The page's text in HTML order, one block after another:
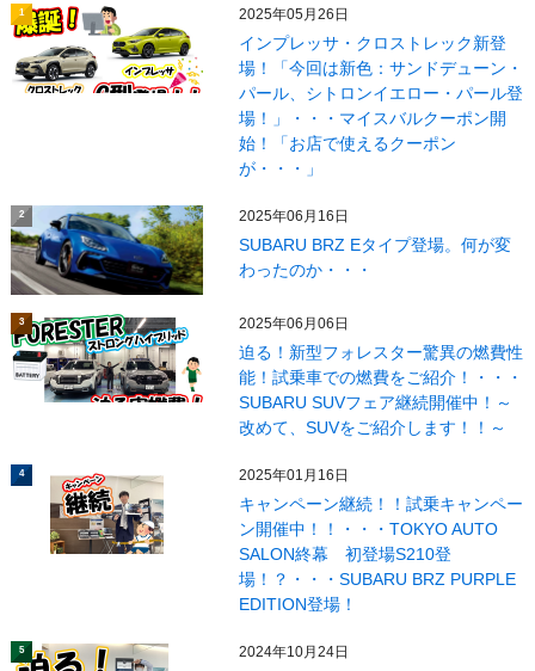
1 2025年05月26日
インプレッサ・クロストレック新登
場！「今回は新色：サンドデューン・
パール、シトロンイエロー・パール登
場！」・・・マイスバルクーポン開
始！「お店で使えるクーポン
が・・・」
2 2025年06月16日
SUBARU BRZ Eタイプ登場。何が変
わったのか・・・
3 2025年06月06日
迫る！新型フォレスター驚異の燃費性
能！試乗車での燃費をご紹介！・・・
SUBARU SUVフェア継続開催中！～
改めて、SUVをご紹介します！！～
4 2025年01月16日
キャンペーン継続！！試乗キャンペー
ン開催中！！・・・TOKYO AUTO
SALON終幕 初登場S210登
場！？・・・SUBARU BRZ PURPLE
EDITION登場！
5 2024年10月24日